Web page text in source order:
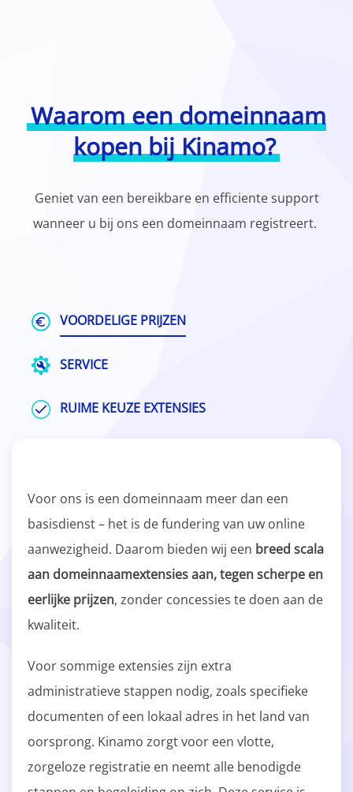
Waarom een domeinnaam
kopen bij Kinamo?
Geniet van een bereikbare en efficiente support
wanneer u bij ons een domeinnaam registreert.
VOORDELIGE PRIJZEN
SERVICE
RUIME KEUZE EXTENSIES
Voor ons is een domeinnaam meer dan een
basisdienst – het is de fundering van uw online
aanwezigheid. Daarom bieden wij een breed scala
aan domeinnaamextensies aan, tegen scherpe en
eerlijke prijzen, zonder concessies te doen aan de
kwaliteit.
Voor sommige extensies zijn extra
administratieve stappen nodig, zoals specifieke
documenten of een lokaal adres in het land van
oorsprong. Kinamo zorgt voor een vlotte,
zorgeloze registratie en neemt alle benodigde